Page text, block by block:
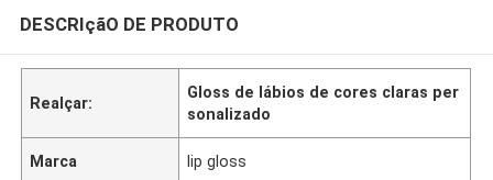
DESCRIçãO DE PRODUTO
Realçar:
Gloss de lábios de cores claras per
sonalizado
Marca lip gloss